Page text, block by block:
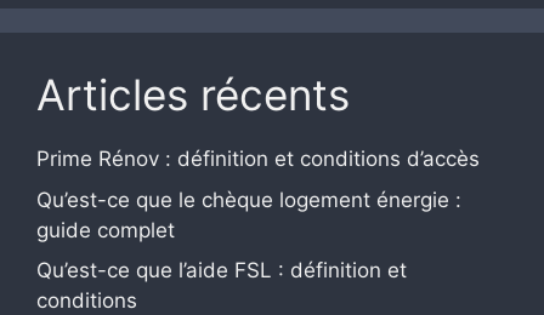
Articles récents
Prime Rénov : définition et conditions d’accès
Qu’est-ce que le chèque logement énergie :
guide complet
Qu’est-ce que l’aide FSL : définition et
conditions